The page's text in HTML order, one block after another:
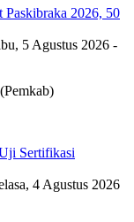
Paskibraka 2026, 50
5 Agustus 2026 -
Sertifikasi
4 Agustus 2026